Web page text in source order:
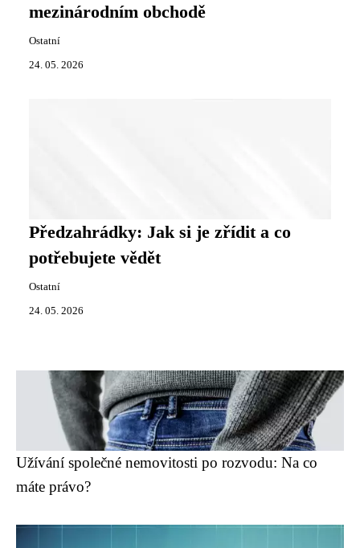
mezinárodním obchodě
Ostatní
24. 05. 2026
Předzahrádky: Jak si je zřídit a co
potřebujete vědět
Ostatní
24. 05. 2026
Užívání společné nemovitosti po rozvodu: Na co
máte právo?